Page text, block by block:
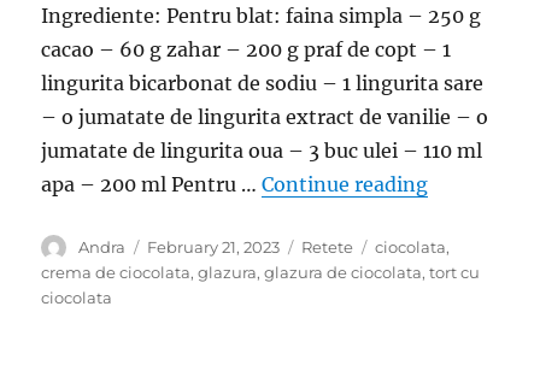
Ingrediente: Pentru blat: faina simpla – 250 g
cacao – 60 g zahar – 200 g praf de copt – 1
lingurita bicarbonat de sodiu – 1 lingurita sare
– o jumatate de lingurita extract de vanilie – o
jumatate de lingurita oua – 3 buc ulei – 110 ml
apa – 200 ml Pentru …Continue reading“Tort
Author
Andra
Posted
on
February 21, 2023 Categories
Retete Tags
ciocolata,
crema de ciocolata,glazura,glazura de ciocolata,tort cu
ciocolata